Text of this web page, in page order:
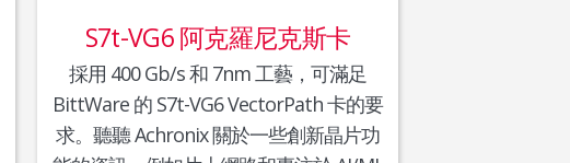
S7t-VG6 阿克羅尼克斯卡
採用 400 Gb/s 和 7nm 工藝，可滿足
BittWare 的 S7t-VG6 VectorPath 卡的要
求。聽聽 Achronix 關於一些創新晶片功